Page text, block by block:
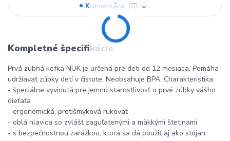
Komentáre
0
Kompletné špecifikácie
Prvá zubná kefka NUK je určená pre deti od 12 mesiaca. Pomáha
udržiavať zúbky detí v čistote. Neobsahuje BPA. Charakteristika:
- špeciálne vyvinutá pre jemnú starostlivosť o prvé zúbky vášho
dieťaťa
- ergonomická, protišmyková rukoväť
- oblá hlavica so zvlášť zaguľatenými a mäkkými štetinami
- s bezpečnostnou zarážkou, ktorá sa dá použiť aj ako stojan